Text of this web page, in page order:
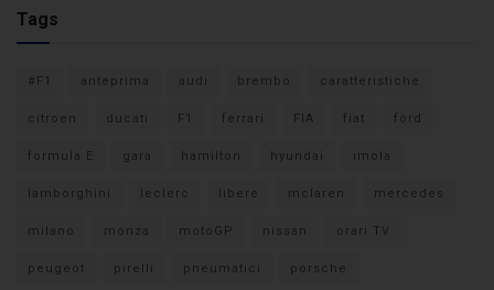
Tags
#F1 anteprima audi brembo caratteristiche
citroen ducati F1 ferrari FIA fiat ford
formula E gara hamilton hyundai imola
lamborghini leclerc libere mclaren mercedes
milano monza motoGP nissan orari TV
peugeot pirelli pneumatici porsche